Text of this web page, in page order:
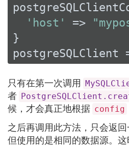
'host'
=>
}
只有在第一次调用
者
候，才会真正地根据 config
之后再调用此方法，只会返回
但使用的是相同的数据源。这